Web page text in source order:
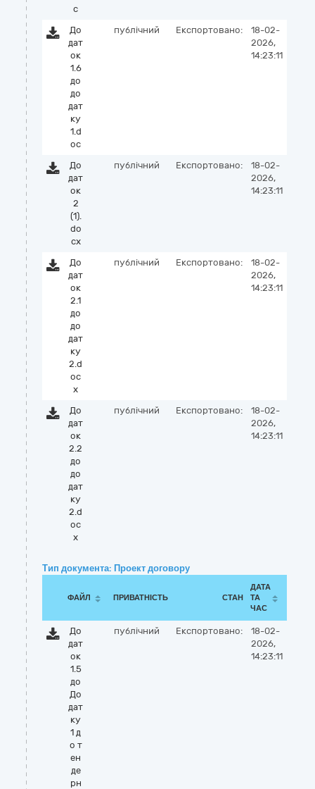
c
До
дат
ок
1.6
до
до
дат
ку
1.d
oc
публічний Експортовано:
18-02-
2026,
14:23:11
До
дат
ок
2
(1).
do
cx
публічний Експортовано:
18-02-
2026,
14:23:11
До
дат
ок
2.1
до
до
дат
ку
2.d
oc
x
публічний Експортовано:
18-02-
2026,
14:23:11
До
дат
ок
2.2
до
до
дат
ку
2.d
oc
x
публічний Експортовано:
18-02-
2026,
14:23:11
Тип документа: Проект договору
ФАЙЛ ПРИВАТНІСТЬ СТАН
ДАТА
ТА
ЧАС
До
дат
ок
1.5
до
До
дат
ку
1 д
о т
ен
де
рн
публічний Експортовано:
18-02-
2026,
14:23:11